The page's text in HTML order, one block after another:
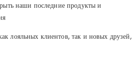
наши последние продукты и
лояльных клиентов, так и новых друзей,